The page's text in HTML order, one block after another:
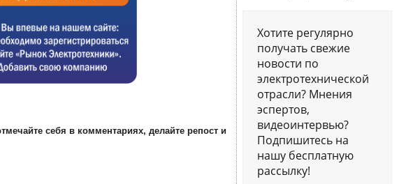
себя в комментариях, делайте репост и
Хотите регулярно
получать свежие
новости по
электротехнической
отрасли? Мнения
эспертов,
видеоинтервью?
Подпишитесь на
нашу бесплатную
рассылку!